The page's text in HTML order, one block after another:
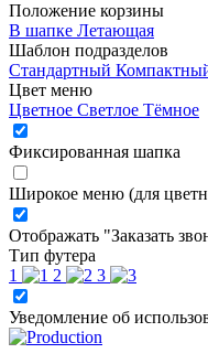
Положение корзины
В шапке Летающая
Шаблон подразделов
Стандартный
Цвет меню
Цветное Светлое Тёмное
Фиксированная шапка
Широкое меню (для
Отображать "Заказать
Тип футера
1
2 3
Уведомление об